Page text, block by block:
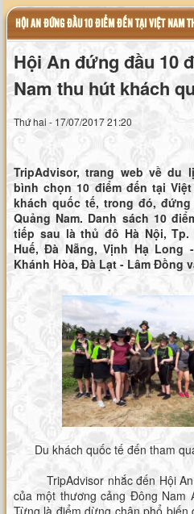
HỘI AN ĐỨNG ĐẦU 10 ĐIỂM ĐẾN TẠI VIỆT NAM
Hội An đứng đầu 10
Nam thu hút khách
Thứ hai - 17/07/2017 21:20
TripAdvisor, trang web về
bình chọn 10 điểm đến tại
khách quốc tế, trong đó,
Quảng Nam. Danh sách 10
tiếp sau là thủ đô Hà Nội, Tp.
Huế, Đà Nẵng, Vịnh Hạ Long
Khánh Hòa, Đà Lạt - Lâm Đồng
Du khách quốc tế đến tham
TripAdvisor nhắc đến Hội An
của một thương cảng Đông Nam